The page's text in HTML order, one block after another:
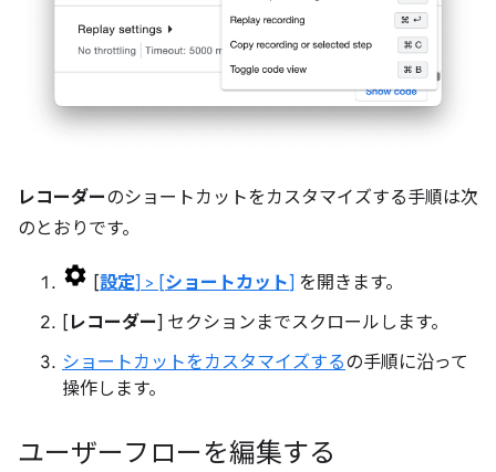
レコーダーのショートカットをカスタマイズする手順は次
のとおりです。
[設定] > [ショートカット] を開きます。
[ レコーダー] セクションまでスクロールします。
ショートカットをカスタマイズするの手順に沿って
操作します。
ユーザーフローを編集する